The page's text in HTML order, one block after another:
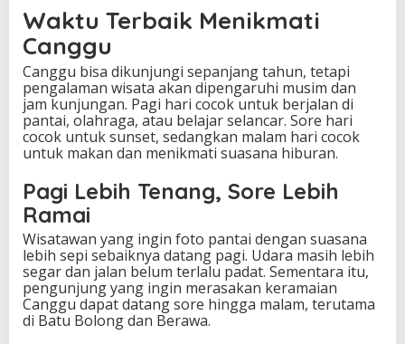
Waktu Terbaik Menikmati
Canggu
Canggu bisa dikunjungi sepanjang tahun, tetapi
pengalaman wisata akan dipengaruhi musim dan
jam kunjungan. Pagi hari cocok untuk berjalan di
pantai, olahraga, atau belajar selancar. Sore hari
cocok untuk sunset, sedangkan malam hari cocok
untuk makan dan menikmati suasana hiburan.
Pagi Lebih Tenang, Sore Lebih
Ramai
Wisatawan yang ingin foto pantai dengan suasana
lebih sepi sebaiknya datang pagi. Udara masih lebih
segar dan jalan belum terlalu padat. Sementara itu,
pengunjung yang ingin merasakan keramaian
Canggu dapat datang sore hingga malam, terutama
di Batu Bolong dan Berawa.